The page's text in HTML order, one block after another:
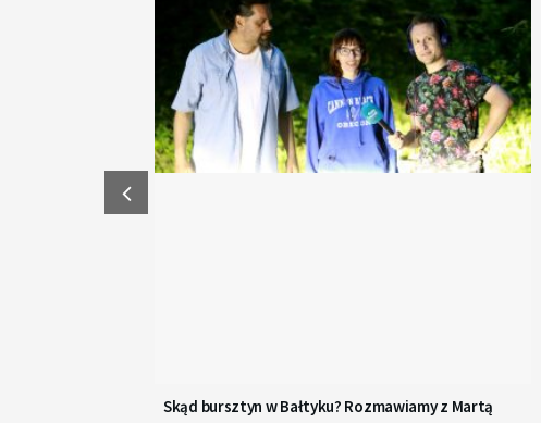
Skąd bursztyn w Bałtyku? Rozmawiamy z Martą